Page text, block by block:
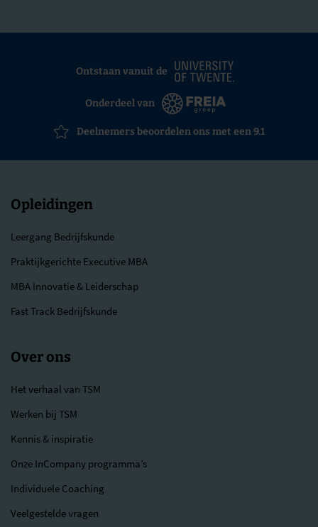
Ontstaan vanuit de
Onderdeel van
Deelnemers beoordelen ons met een 9.1
Opleidingen
Leergang Bedrijfskunde
Praktijkgerichte Executive MBA
MBA Innovatie & Leiderschap
Fast Track Bedrijfskunde
Over ons
Het verhaal van TSM
Werken bij TSM
Kennis & inspiratie
Onze InCompany programma’s
Individuele Coaching
Veelgestelde vragen